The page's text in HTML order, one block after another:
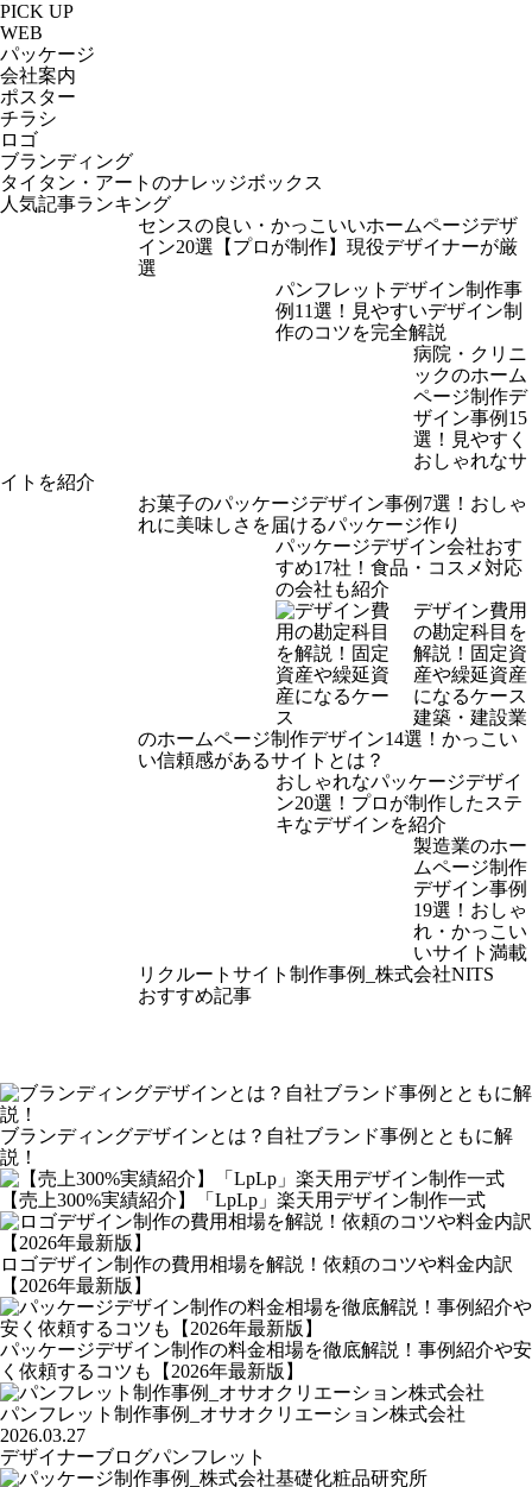
PICK UP
WEB
パッケージ
会社案内
ポスター
チラシ
ロゴ
ブランディング
タイタン・アートのナレッジボックス
人気記事ランキング
センスの良い・かっこいいホームページデザ
イン20選【プロが制作】現役デザイナーが厳
選
パンフレットデザイン制作事
例11選！見やすいデザイン制
作のコツを完全解説
病院・クリニ
ックのホーム
ページ制作デ
ザイン事例15
選！見やすく
おしゃれなサ
イトを紹介
お菓子のパッケージデザイン事例7選！おしゃ
れに美味しさを届けるパッケージ作り
パッケージデザイン会社おす
すめ17社！食品・コスメ対応
の会社も紹介
デザイン費用
の勘定科目を
解説！固定資
産や繰延資産
になるケース
建築・建設業
のホームページ制作デザイン14選！かっこい
い信頼感があるサイトとは？
おしゃれなパッケージデザイ
ン20選！プロが制作したステ
キなデザインを紹介
製造業のホー
ムページ制作
デザイン事例
19選！おしゃ
れ・かっこい
いサイト満載
リクルートサイト制作事例_株式会社NITS
おすすめ記事
ブランディングデザインとは？自社ブランド事例とともに解
説！
【売上300%実績紹介】「LpLp」楽天用デザイン制作一式
ロゴデザイン制作の費用相場を解説！依頼のコツや料金内訳
【2026年最新版】
パッケージデザイン制作の料金相場を徹底解説！事例紹介や安
く依頼するコツも【2026年最新版】
パンフレット制作事例_オサオクリエーション株式会社
2026.03.27
デザイナーブログパンフレット